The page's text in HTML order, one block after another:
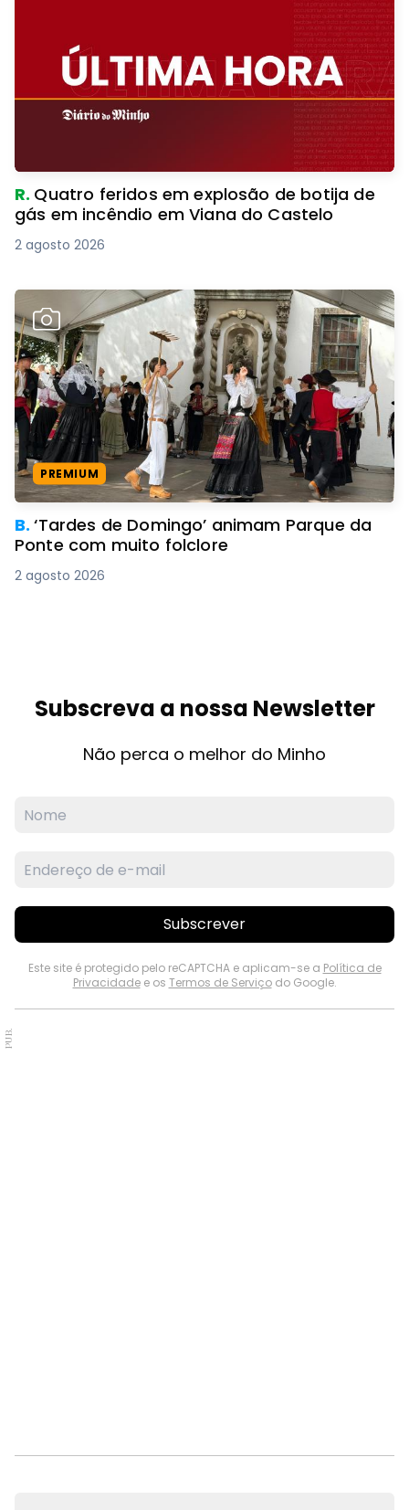
R. Quatro feridos em explosão de botija de
gás em incêndio em Viana do Castelo
2 agosto 2026
PREMIUM
B.‘Tardes de Domingo’ animam Parque da
Ponte com muito folclore
2 agosto 2026
Subscreva a nossa Newsletter
Não perca o melhor do Minho
Subscrever
Este site é protegido pelo reCAPTCHA e aplicam-se a Política de
Privacidadee os Termos de Serviçodo Google.
PUB.